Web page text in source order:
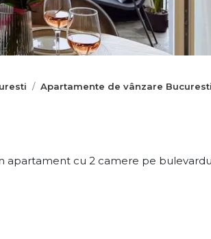
Apartamente de vânzare
cu 2 camere pe